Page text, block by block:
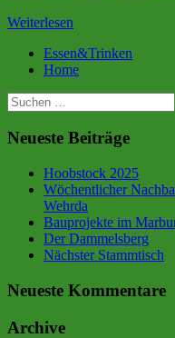
Weiterlesen
Essen&Trinken
Home
Suche
nach:
Neueste Beiträge
Hoobstock 2025
Wöchentlicher
Wehrda
Bauprojekte im
Der Dammelsberg
Nächster Stammtisch
Neueste Kommentare
Archive